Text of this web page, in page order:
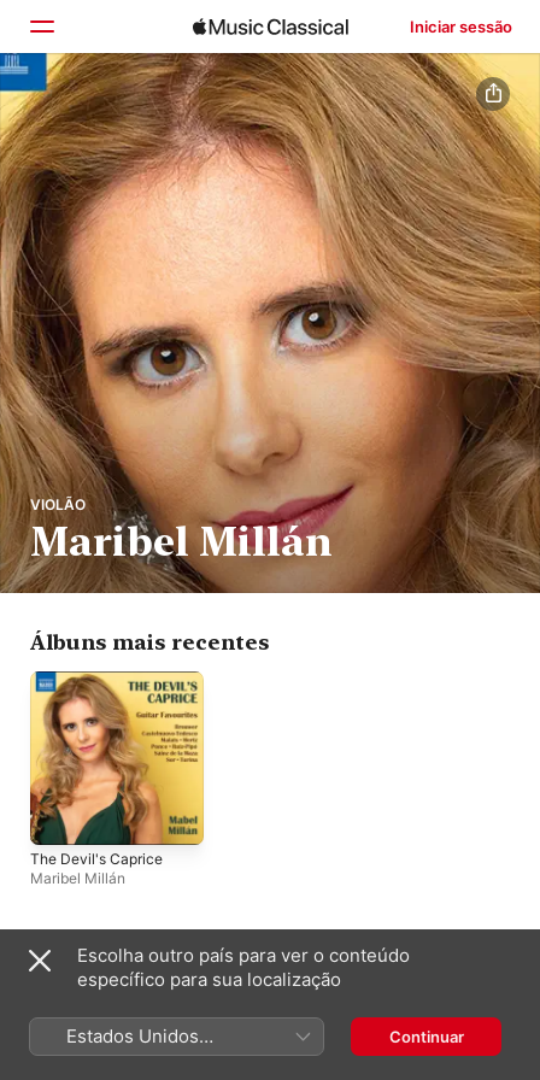
Iniciar sessão
Início
Explorar
Buscar
VIOLÃO
Maribel Millán
Álbuns mais recentes
The Devil's Caprice
Maribel Millán
Outros artistas
Escolha outro país para ver o conteúdo
específico para sua localização
Estados Unidos
(Português Brasil)
Continuar